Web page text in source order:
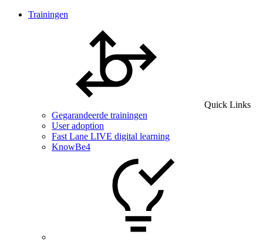
Trainingen
Quick Links
Gegarandeerde trainingen
User adoption
Fast Lane LIVE digital learning
KnowBe4